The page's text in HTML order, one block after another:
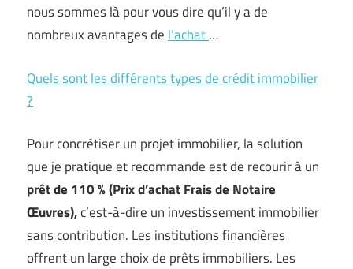
nous sommes là pour vous dire qu’il y a de
nombreux avantages de l’achat…
Quels sont les différents types de crédit immobilier
?
Pour concrétiser un projet immobilier, la solution
que je pratique et recommande est de recourir à un
prêt de 110 % (Prix d’achat Frais de Notaire
Œuvres),c’est-à-dire un investissement immobilier
sans contribution. Les institutions financières
offrent un large choix de prêts immobiliers. Les